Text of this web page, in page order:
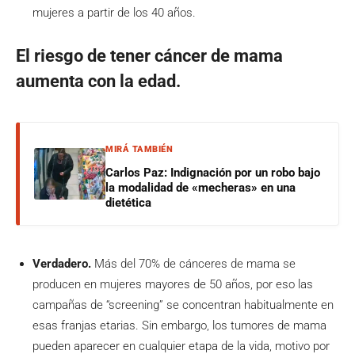
mujeres a partir de los 40 años.
El riesgo de tener cáncer de mama
aumenta con la edad.
MIRÁ TAMBIÉN
Carlos Paz: Indignación por un robo bajo
la modalidad de «mecheras» en una
dietética
Verdadero. Más del 70% de cánceres de mama se
producen en mujeres mayores de 50 años, por eso las
campañas de “screening” se concentran habitualmente en
esas franjas etarias. Sin embargo, los tumores de mama
pueden aparecer en cualquier etapa de la vida, motivo por